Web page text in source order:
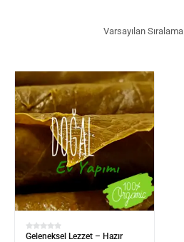
Varsayılan Sıralama
Geleneksel Lezzet – Hazır